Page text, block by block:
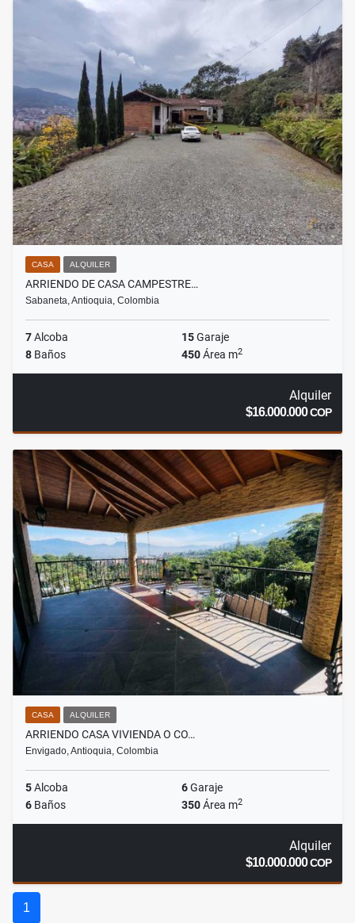
CASA ALQUILER
ARRIENDO DE CASA CAMPESTRE…
Sabaneta, Antioquia, Colombia
7Alcoba 15Garaje
8 Baños 450Área m2
Alquiler
$16.000.000COP
CASA ALQUILER
ARRIENDO CASA VIVIENDA O CO…
Envigado, Antioquia, Colombia
5Alcoba 6Garaje
6 Baños 350Área m2
Alquiler
$10.000.000COP
1